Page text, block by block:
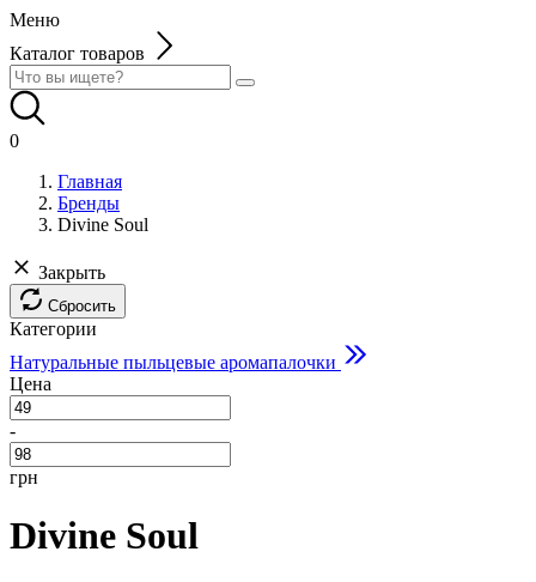
Меню
Каталог товаров
0
Главная
Бренды
Divine Soul
Закрыть
Сбросить
Категории
Натуральные пыльцевые аромапалочки
Цена
-
грн
Divine Soul